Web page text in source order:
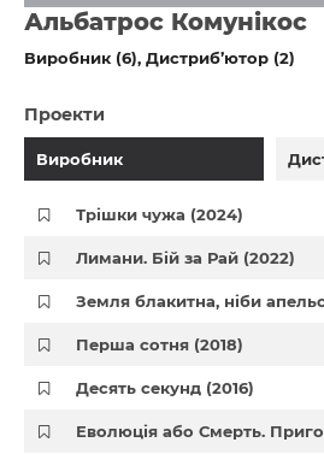
Альбатрос Комунікос
Виробник (6) Дистриб’ютор (2)
Проекти
Виробник
Трішки чужа (2024)
Лимани. Бій за Рай (2022)
Земля блакитна, ніби
Перша сотня (2018)
Десять секунд (2016)
Еволюція або Смерть.